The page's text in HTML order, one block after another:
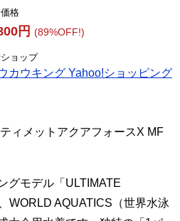
格
円 (89%OFF!)
ョップ
カウキング Yahoo!ショッピング
ィメットアクアフォースX MF
グモデル「ULTIMATE
WORLD AQUATICS（世界水泳